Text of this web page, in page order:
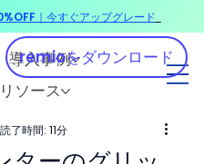
導入事例
リソース
remioをダウンロード
読了時間: 11分
｜今すぐアップグレード